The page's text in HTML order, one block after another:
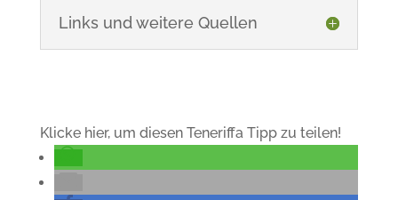
Links und weitere Quellen
Klicke hier, um diesen Teneriffa Tipp zu teilen!